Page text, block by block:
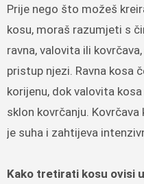
Prije nego što možeš
kosu, moraš razumjeti s
ravna, valovita ili
pristup njezi. Ravna kosa
korijenu, dok valovita
sklon kovrčanju.
je suha i zahtijeva
Kako tretirati kosu ovisi